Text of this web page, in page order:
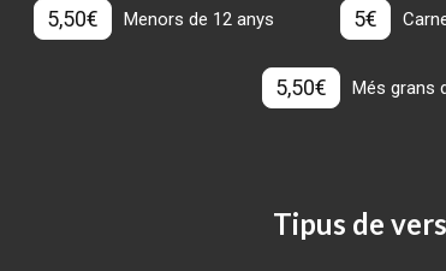
5,50€ Menors de 12 anys 5€
5,50€ Més grans
Tipus de